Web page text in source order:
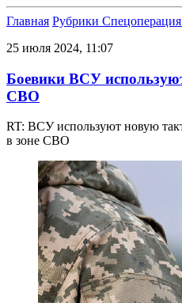
Главная Рубрики
25 июля 2024, 11:07
Боевики ВСУ
СВО
RT: ВСУ используют новую
в зоне СВО